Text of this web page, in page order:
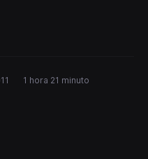
1 hora 21 minuto